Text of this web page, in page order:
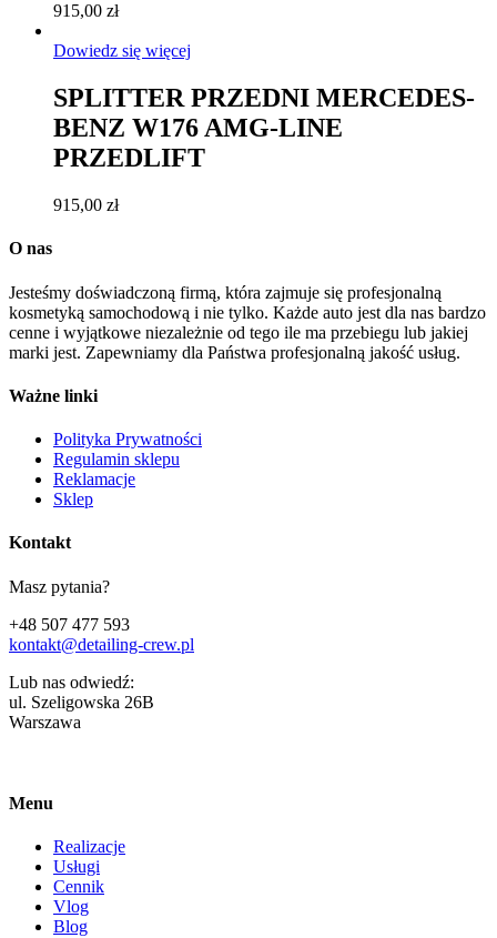
915,00 zł
Dowiedz się więcej
SPLITTER PRZEDNI MERCEDES-
BENZ W176 AMG-LINE
PRZEDLIFT
915,00 zł
O nas
Jesteśmy doświadczoną firmą, która zajmuje się profesjonalną
kosmetyką samochodową i nie tylko. Każde auto jest dla nas bardzo
cenne i wyjątkowe niezależnie od tego ile ma przebiegu lub jakiej
marki jest. Zapewniamy dla Państwa profesjonalną jakość usług.
Ważne linki
Polityka Prywatności
Regulamin sklepu
Reklamacje
Sklep
Kontakt
Masz pytania?
+48 507 477 593
kontakt@detailing-crew.pl
Lub nas odwiedź:
ul. Szeligowska 26B
Warszawa
Menu
Realizacje
Usługi
Cennik
Vlog
Blog